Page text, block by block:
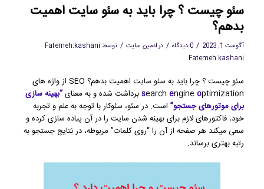
سئو چیست ؟ چرا باید به سئو سایت اهمیت
بدهم؟
آگوست 1, 2023 / 0 دیدگاه / درادمین سایت / توسط Fatemeh.kashani
Fatemeh.kashani
سئو چیست ؟ چرا باید به سئو سایت اهمیت بدهم؟ SEO از واژه های
searchengineoptimization برداشت شده و به معنای
“بهینه سازی
برای موتورهای جستجو”است. در سئو، سئوکار با توجه به علم و تجربه
خود، فاکتورهای لازم برای بهینه شدن سایت را در آن پیاده سازی کرده و
سعی میکند هر صفحه از آن را “روی کلمات” مربوطه، در نتایج جستجو به
رتبه بهتری برساند.